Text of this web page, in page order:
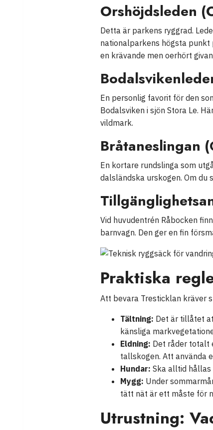
Orshöjdsleden
Detta är parkens ryggrad.
nationalparkens högsta
en krävande men oerhört
En personlig favorit för den
Bodalsviken i sjön Stora Le.
vildmark.
Bråtaneslingan
En kortare rundslinga som
dalsländska urskogen. Om du
Vid huvudentrén Råbocken
barnvagn. Den ger en fin
Praktiska
Att bevara Tresticklan kräver
Tältning: Det är tillåtet
känsliga
Eldning: Det råder totalt
tallskogen. Att använda
Hundar: Ska alltid
Mygg: Under
tätt nät är ett måste för
Utrustning: